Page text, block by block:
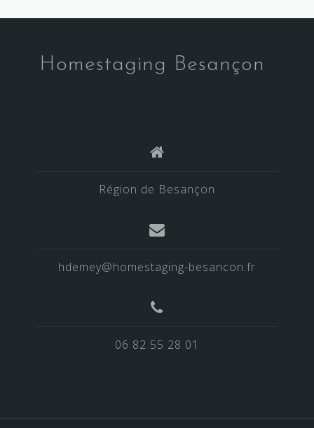
Homestaging Besançon
Région de Besançon
hdemey@homestaging-besancon.fr
06 82 55 28 01